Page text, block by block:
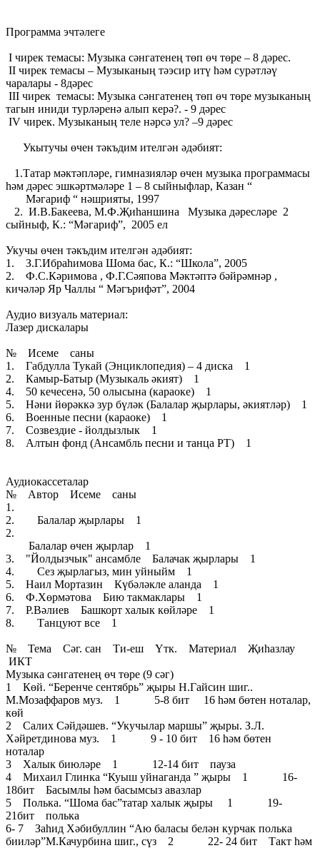
Программа эчтәлеге
I чирек темасы: Музыка сәнгатенең төп өч төре – 8 дәрес.
II чирек темасы – Музыканың тәэсир итү һәм сурәтләү
чаралары - 8дәрес
III чирек темасы: Музыка сәнгатенең төп өч төре музыканың
тагын иниди турләренә алып керә?. - 9 дәрес
IV чирек. Музыканың теле нәрсә ул? –9 дәрес
Укытучы өчен тәкъдим ителгән әдәбият:
1.Татар мәктәпләре, гимназияләр өчен музыка программасы
һәм дәрес эшкәртмәләре 1 – 8 сыйныфлар, Казан “
Мәгариф “ нәшрияты, 1997
2. И.В.Бакеева, М.Ф.Җиһаншина Музыка дәресләре 2
сыйныф, К.: “Мәгариф”, 2005 ел
Укучы өчен тәкъдим ителгән әдәбият:
1. З.Г.Ибраһимова Шома бас, К.: “Школа”, 2005
2. Ф.С.Кәримова , Ф.Г.Сәяпова Мәктәптә бәйрәмнәр ,
кичәләр Яр Чаллы “ Мәгърифәт”, 2004
Аудио визуаль материал:
Лазер дискалары
№ Исеме саны
1. Габдулла Тукай (Энциклопедия) – 4 диска 1
2. Камыр-Батыр (Музыкаль әкият) 1
4. 50 кечесенә, 50 олысына (караоке) 1
5. Нәни йөрәккә зур бүләк (Балалар җырлары, әкиятләр) 1
6. Военные песни (караоке) 1
7. Созвездие - йолдызлык 1
8. Алтын фонд (Ансамбль песни и танца РТ) 1
Аудиокассеталар
№ Автор Исеме саны
1.
2. Балалар җырлары 1
2.
Балалар өчен җырлар 1
3. "Йолдызчык" ансамбле Балачак җырлары 1
4. Сез җырлагыз, мин уйныйм 1
5. Наил Мортазин Күбәләкле аланда 1
6. Ф.Хөрмәтова Бию такмаклары 1
7. Р.Вәлиев Башкорт халык көйләре 1
8. Танцуют все 1
№ Тема Сәг. сан Ти-еш Үтк. Материал Җиһазлау
ИКТ
Музыка сәнгатенең өч төре (9 сәг)
1 Көй. “Беренче сентябрь” җыры Н.Гайсин шиг..
М.Мозаффаров муз. 1 5-8 бит 16 һәм бөтен ноталар,
көй
2 Салих Сәйдәшев. “Укучылар маршы” җыры. З.Л.
Хәйретдинова муз. 1 9 - 10 бит 16 һәм бөтен
ноталар
3 Халык биюләре 1 12-14 бит пауза
4 Михаил Глинка “Куыш уйнаганда ” җыры 1 16-
18бит Басымлы һәм басымсыз авазлар
5 Полька. “Шома бас”татар халык җыры 1 19-
21бит полька
6- 7 Заһид Хәбибуллин “Аю баласы белән курчак полька
бииләр”М.Качурбина шиг., сүз 2 22- 24 бит Такт һәм